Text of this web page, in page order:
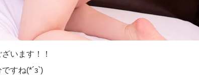
います！！
すね(*´з`)